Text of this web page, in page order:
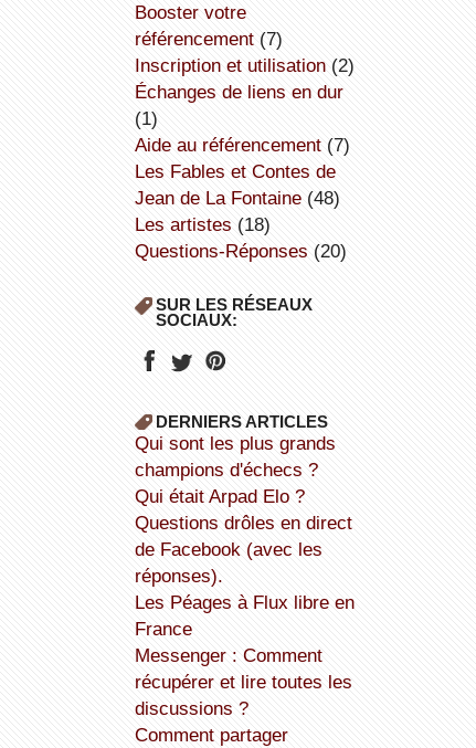
booster votre
référencement(7)
inscription et utilisation(2)
échanges de liens en dur
(1)
aide au référencement(7)
Les Fables et Contes de
Jean de La Fontaine(48)
Les artistes (18)
Questions-Réponses (20)
SUR LES RÉSEAUX
SOCIAUX:
DERNIERS ARTICLES
Qui sont les plus grands
champions d'échecs ?
Qui était Arpad Elo ?
Questions drôles en direct
de Facebook (avec les
réponses).
Les Péages à Flux libre en
France
Messenger : Comment
récupérer et lire toutes les
discussions ?
Comment partager